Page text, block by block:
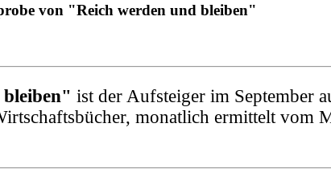
von "Reich werden und bleiben"
ist der Aufsteiger im September
monatlich ermittelt vom